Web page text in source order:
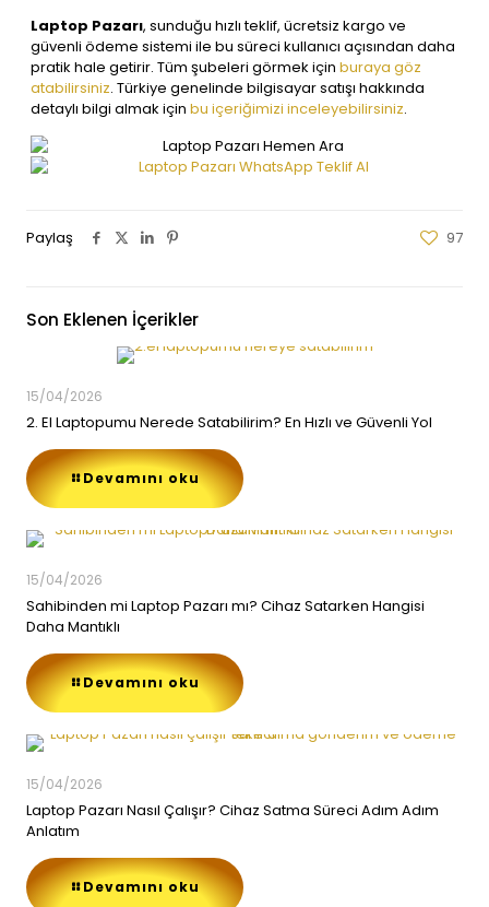
Laptop Pazarı, sunduğu hızlı teklif, ücretsiz kargo ve
güvenli ödeme sistemi ile bu süreci kullanıcı açısından daha
pratik hale getirir. Tüm şubeleri görmek için buraya göz
atabilirsiniz. Türkiye genelinde bilgisayar satışı hakkında
detaylı bilgi almak için bu içeriğimizi inceleyebilirsiniz.
Paylaş 97
Son Eklenen İçerikler
15/04/2026
2. El Laptopumu Nerede Satabilirim? En Hızlı ve Güvenli Yol
Devamını oku
15/04/2026
Sahibinden mi Laptop Pazarı mı? Cihaz Satarken Hangisi
Daha Mantıklı
Devamını oku
15/04/2026
Laptop Pazarı Nasıl Çalışır? Cihaz Satma Süreci Adım Adım
Anlatım
Devamını oku